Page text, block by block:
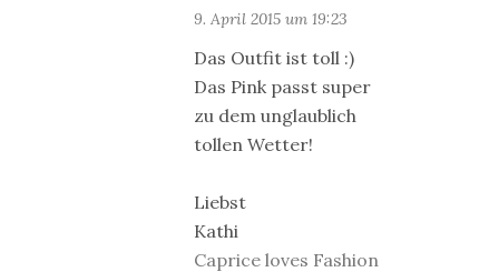
9. April 2015 um 19:23
Das Outfit ist toll :)
Das Pink passt super
zu dem unglaublich
tollen Wetter!
Liebst
Kathi
Caprice loves Fashion